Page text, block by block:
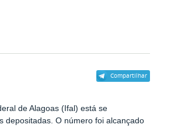
Compartilhar
de Alagoas (Ifal) está se
depositadas. O número foi alcançado